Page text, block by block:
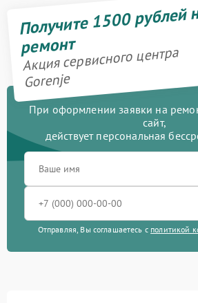
Получите 1500 рублей
ремонт
Акция сервисного центра
Gorenje
При оформлении заявки на
сайт,
действует персональная
Отправляя, Вы соглашаетесь с политикой